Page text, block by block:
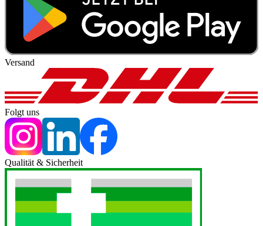
Versand
Folgt uns
Qualität & Sicherheit